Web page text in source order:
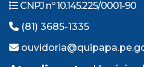
CNPJ nº 10.145.225/0001-90
(81) 3685-1335